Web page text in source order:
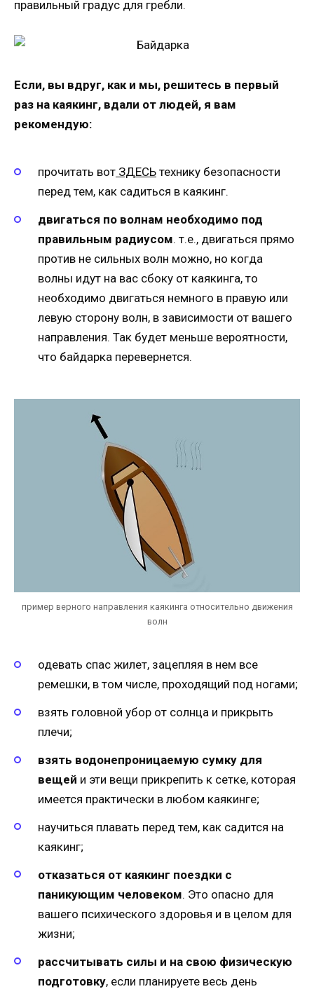
правильный градус для гребли.
Если, вы вдруг, как и мы, решитесь в первый
раз на каякинг, вдали от людей, я вам
рекомендую:
прочитать вот ЗДЕСЬ технику безопасности
перед тем, как садиться в каякинг.
двигаться по волнам необходимо под
правильным радиусом. т.е., двигаться прямо
против не сильных волн можно, но когда
волны идут на вас сбоку от каякинга, то
необходимо двигаться немного в правую или
левую сторону волн, в зависимости от вашего
направления. Так будет меньше вероятности,
что байдарка перевернется.
пример верного направления каякинга относительно движения
волн
одевать спас жилет, зацепляя в нем все
ремешки, в том числе, проходящий под ногами;
взять головной убор от солнца и прикрыть
плечи;
взять водонепроницаемую сумку для
вещей и эти вещи прикрепить к сетке, которая
имеется практически в любом каякинге;
научиться плавать перед тем, как садится на
каякинг;
отказаться от каякинг поездки с
паникующим человеком. Это опасно для
вашего психического здоровья и в целом для
жизни;
рассчитывать силы и на свою физическую
подготовку, если планируете весь день